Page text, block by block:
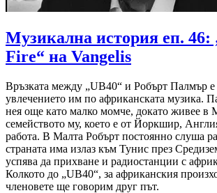
Музикална история еп. 46:
Fire“ на Vangelis
Връзката между „UB40“ и Робърт Палмър
увлечението им по африканската музика.
нея още като малко момче, докато живее в
семейството му, което е от Йоркшир,
работа. В Малта Робърт постоянно слуша
страната има излаз към Тунис през
успява да прихване и радиостанции с
Колкото до „UB40“, за африканския
членовете ще говорим друг път.